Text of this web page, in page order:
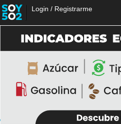
Login / Registrarme